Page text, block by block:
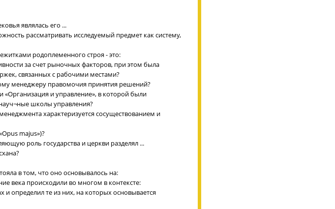
являлась его ...
рассматривать исследуемый предмет как систему,
родоплеменного строя - это:
за счет рыночных факторов, при этом была
связанных с рабочими местами?
менеджеру правомочия принятия решений?
и управление», в которой были
школы управления?
характеризуется сосуществованием и
majus»)?
роль государства и церкви разделял ...
в том, что оно основывалось на:
века происходили во многом в контексте:
и определил те из них, на которых основывается